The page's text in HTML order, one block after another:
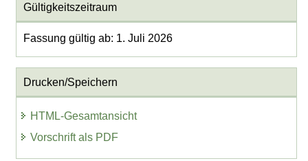
Gültigkeitszeitraum
Fassung gültig ab: 1. Juli 2026
Drucken/Speichern
HTML-Gesamtansicht
Vorschrift als PDF